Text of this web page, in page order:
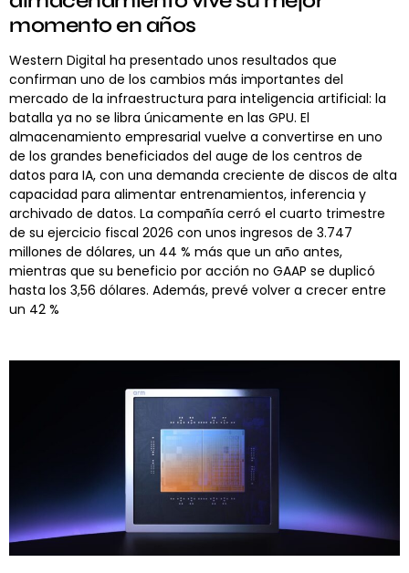
momento en años
Western Digital ha presentado unos resultados que
confirman uno de los cambios más importantes del
mercado de la infraestructura para inteligencia artificial: la
batalla ya no se libra únicamente en las GPU. El
almacenamiento empresarial vuelve a convertirse en uno
de los grandes beneficiados del auge de los centros de
datos para IA, con una demanda creciente de discos de alta
capacidad para alimentar entrenamientos, inferencia y
archivado de datos. La compañía cerró el cuarto trimestre
de su ejercicio fiscal 2026 con unos ingresos de 3.747
millones de dólares, un 44 % más que un año antes,
mientras que su beneficio por acción no GAAP se duplicó
hasta los 3,56 dólares. Además, prevé volver a crecer entre
un 42 %